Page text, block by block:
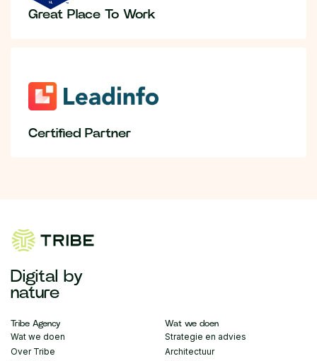
Great Place To Work
Certified Partner
Tribe Agency
Wat we doen
Over Tribe
Wat we doen
Strategie en advies
Architectuur
Digital by
nature